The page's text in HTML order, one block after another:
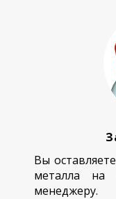
Вы
металла на
менеджеру.